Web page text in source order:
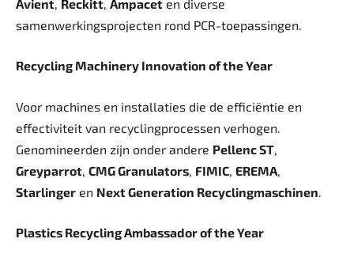
Avient, Reckitt, Ampacet en diverse
samenwerkingsprojecten rond PCR-toepassingen.
Recycling Machinery Innovation of the Year
Voor machines en installaties die de efficiëntie en
effectiviteit van recyclingprocessen verhogen.
Genomineerden zijn onder andere Pellenc ST,
Greyparrot, CMG Granulators, FIMIC, EREMA,
Starlinger en Next Generation Recyclingmaschinen.
Plastics Recycling Ambassador of the Year